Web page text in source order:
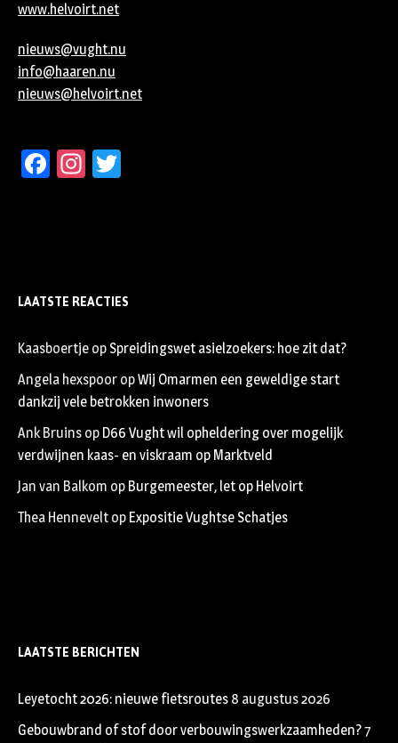
www.helvoirt.net
nieuws@vught.nu
info@haaren.nu
nieuws@helvoirt.net
Facebook
Instagram
LAATSTE REACTIES
Kaasboertje op Spreidingswet asielzoekers: hoe zit dat?
Angela hexspoor opWij Omarmen een geweldige start
dankzij vele betrokken inwoners
Ank Bruins op D66 Vught wil opheldering over mogelijk
verdwijnen kaas- en viskraam op Marktveld
Jan van Balkom op Burgemeester, let op Helvoirt
Thea Hennevelt op Expositie Vughtse Schatjes
LAATSTE BERICHTEN
Leyetocht 2026: nieuwe fietsroutes 8 augustus 2026
Gebouwbrand of stof door verbouwingswerkzaamheden?7